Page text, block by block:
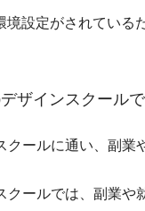
境設定がされている
ザインスクール
クールに通い、副業
クールでは、副業や